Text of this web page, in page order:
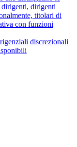
dirigenti, dirigenti
titolari di
con funzioni
discrezionali